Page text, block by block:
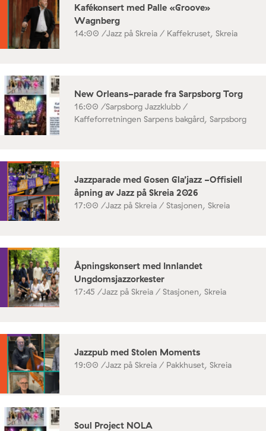
Kafékonsert med Palle «Groove»
Wagnberg
14:00 /Jazz på Skreia / Kaffekruset, Skreia
New Orleans-parade fra Sarpsborg Torg
16:00 /Sarpsborg Jazzklubb /
Kaffeforretningen Sarpens bakgård, Sarpsborg
Jazzparade med Gosen Gla’jazz -Offisiell
åpning av Jazz på Skreia 2026
17:00 /Jazz på Skreia / Stasjonen, Skreia
Åpningskonsert med Innlandet
Ungdomsjazzorkester
17:45 /Jazz på Skreia / Stasjonen, Skreia
Jazzpub med Stolen Moments
19:00 /Jazz på Skreia / Pakkhuset, Skreia
Soul Project NOLA